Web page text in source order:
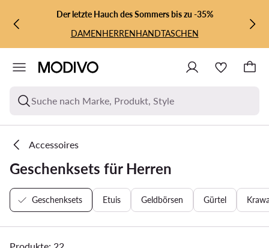
ZUM HAUPTINHALT SPRINGEN
ZUR SUCHEDer letzte Hauch des Sommers bis zu -35%
DAMENHERRENHANDTASCHEN
Suche nach Marke, Produkt, Style
Accessoires
Geschenksets für Herren
Geschenksets Etuis Geldbörsen Gürtel